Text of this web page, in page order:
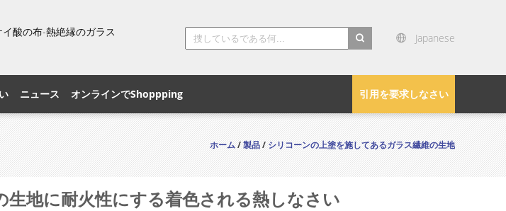
酸の布-熱絶縁のガラス
Japanese
引用を要求しなさい
ニュース オンラインでShoppping
ホーム/製品/シリコーンの上塗を施してあるガラス繊維の生地
地に耐火性にする着色される熱しなさい